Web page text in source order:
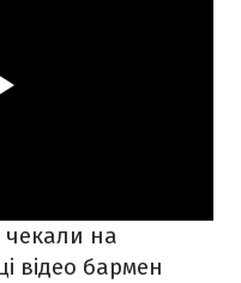
чекали на
відео бармен